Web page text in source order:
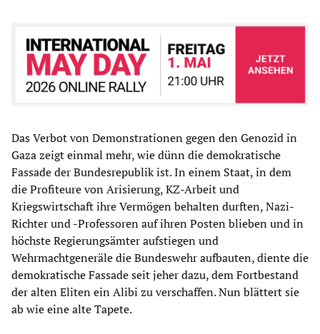
Das Verbot von Demonstrationen gegen den Genozid in
Gaza zeigt einmal mehr, wie dünn die demokratische
Fassade der Bundesrepublik ist. In einem Staat, in dem
die Profiteure von Arisierung, KZ-Arbeit und
Kriegswirtschaft ihre Vermögen behalten durften, Nazi-
Richter und -Professoren auf ihren Posten blieben und in
höchste Regierungsämter aufstiegen und
Wehrmachtgeneräle die Bundeswehr aufbauten, diente die
demokratische Fassade seit jeher dazu, dem Fortbestand
der alten Eliten ein Alibi zu verschaffen. Nun blättert sie
ab wie eine alte Tapete.